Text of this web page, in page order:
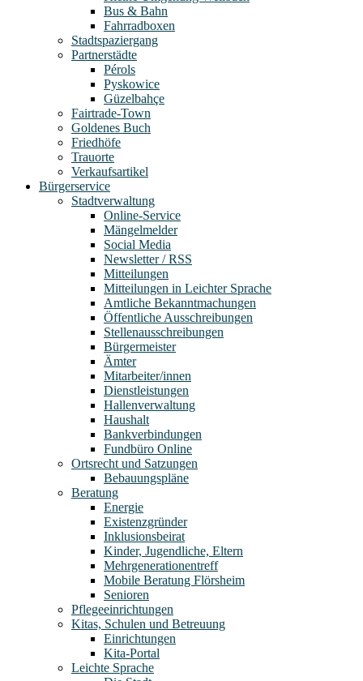
Bus & Bahn
Fahrradboxen
Stadtspaziergang
Partnerstädte
Pérols
Pyskowice
Güzelbahçe
Fairtrade-Town
Goldenes Buch
Friedhöfe
Trauorte
Verkaufsartikel
Bürgerservice
Stadtverwaltung
Online-Service
Mängelmelder
Social Media
Newsletter / RSS
Mitteilungen
Mitteilungen in Leichter Sprache
Amtliche Bekanntmachungen
Öffentliche Ausschreibungen
Stellenausschreibungen
Bürgermeister
Ämter
Mitarbeiter/innen
Dienstleistungen
Hallenverwaltung
Haushalt
Bankverbindungen
Fundbüro Online
Ortsrecht und Satzungen
Bebauungspläne
Beratung
Energie
Existenzgründer
Inklusionsbeirat
Kinder, Jugendliche, Eltern
Mehrgenerationentreff
Mobile Beratung Flörsheim
Senioren
Pflegeeinrichtungen
Kitas, Schulen und Betreuung
Einrichtungen
Kita-Portal
Leichte Sprache